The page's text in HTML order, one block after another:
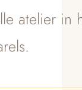
atelier in